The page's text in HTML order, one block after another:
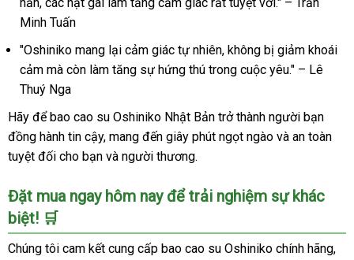
hẳn, các hạt gai làm tăng cảm giác rất tuyệt vời." – Trần
Minh Tuấn
"Oshiniko mang lại cảm giác tự nhiên, không bị giảm khoái
cảm mà còn làm tăng sự hứng thú trong cuộc yêu." – Lê
Thuý Nga
Hãy để bao cao su Oshiniko Nhật Bản trở thành người bạn
đồng hành tin cậy, mang đến giây phút ngọt ngào và an toàn
tuyệt đối cho bạn và người thương.
Đặt mua ngay hôm nay để trải nghiệm sự khác
biệt! 🛒
Chúng tôi cam kết cung cấp bao cao su Oshiniko chính hãng,